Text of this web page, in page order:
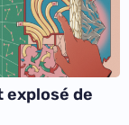
explosé de